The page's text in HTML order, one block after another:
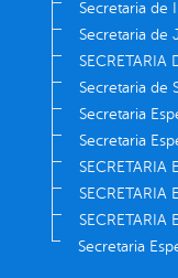
Secretaria de
Secretaria de
SECRETARIA
Secretaria de
Secretaria
Secretaria
SECRETARIA
SECRETARIA
SECRETARIA
Secretaria